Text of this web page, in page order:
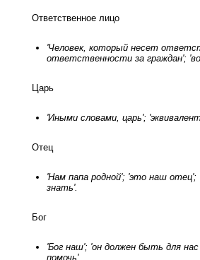
Ответственное лицо
'Человек, который несет
ответственности за граждан';
Царь
'Иными словами, царь';
Отец
'Нам папа родной'; 'это наш
знать'.
Бог
'Бог наш'; 'он должен быть для
помочь'.